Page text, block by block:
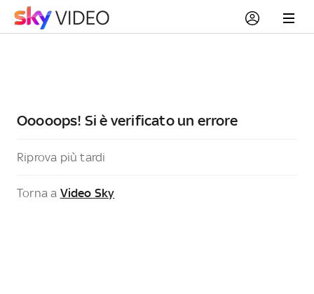
Ooooops! Si è verificato un errore
Riprova più tardi
Torna a Video Sky